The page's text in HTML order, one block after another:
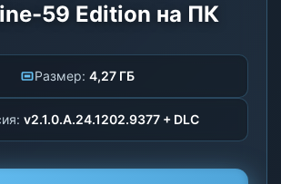
59 Edition на ПК
Размер: 4,27 ГБ
v2.1.0.A.24.1202.9377 + DLC